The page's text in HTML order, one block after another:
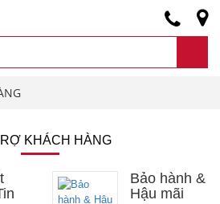
KHÁCH HÀNG
Bảo hành &
Hậu mãi